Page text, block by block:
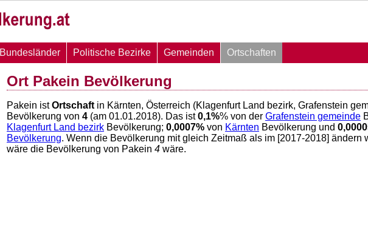
Bundesländer Politische Bezirke Gemeinden
Ortschaften
Ort Pakein Bevölkerung
Pakein istOrtschaft in Kärnten, Österreich (Klagenfurt Land bezirk, Grafenstein
Bevölkerung von 4 (am 01.01.2018). Das ist0,1%% von der Grafenstein gemeinde
Klagenfurt Land bezirk Bevölkerung; 0,0007% von Kärnten Bevölkerung und
Bevölkerung. Wenn die Bevölkerung mit gleich Zeitmaß als im [2017-2018] ändern
wäre die Bevölkerung von Pakein 4 wäre.